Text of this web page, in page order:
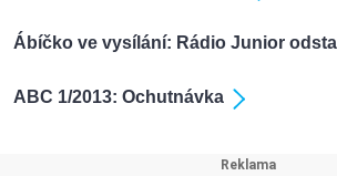
Ábíčko ve vysílání: Rádio Junior
ABC 1/2013: Ochutnávka